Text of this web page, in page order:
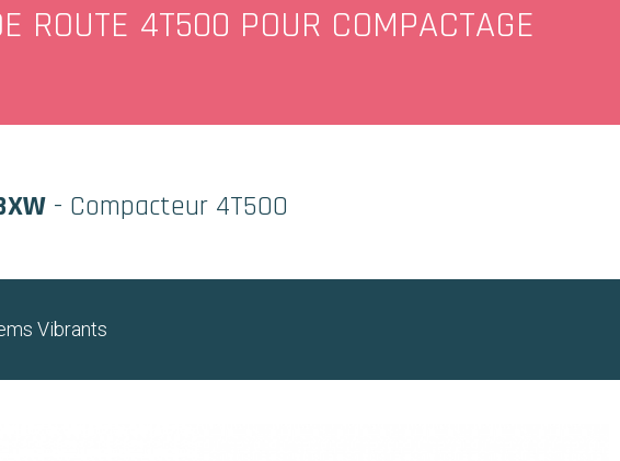
ROUTE 4T500 POUR COMPACTAGE
- Compacteur 4T500
Vibrants